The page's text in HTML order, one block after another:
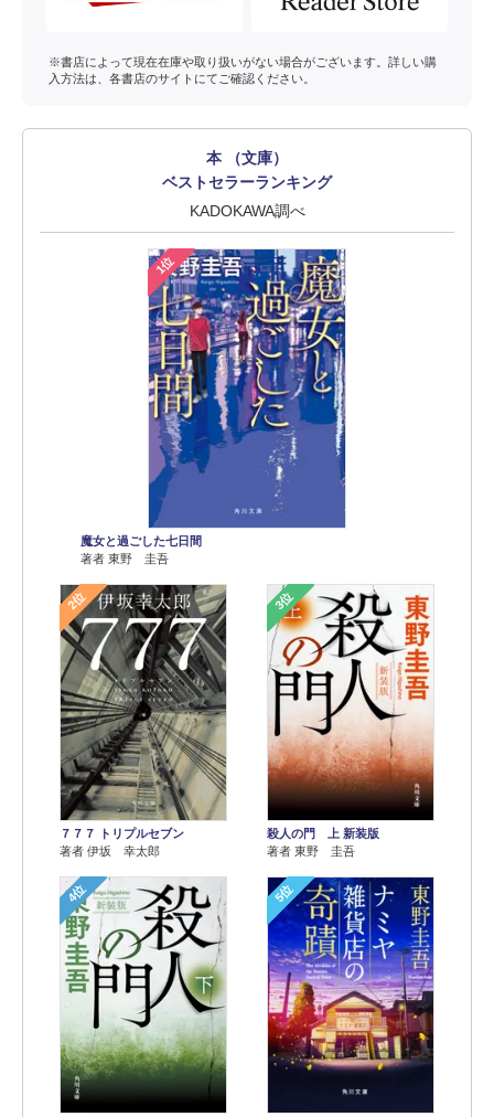
※書店によって現在在庫や取り扱いがない場合がございます。詳しい購
入方法は、各書店のサイトにてご確認ください。
本 （文庫）
ベストセラーランキング
KADOKAWA調べ
1位
魔女と過ごした七日間
著者 東野 圭吾
2位
７７７ トリプルセブン
著者 伊坂 幸太郎
3位
殺人の門 上 新装版
著者 東野 圭吾
4位 5位